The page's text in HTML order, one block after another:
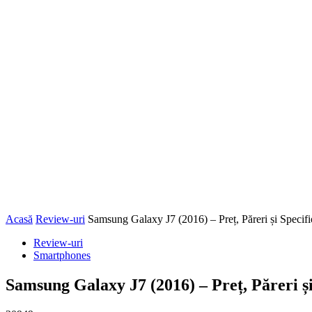
Acasă Review-uri Samsung Galaxy J7 (2016) – Preț, Păreri și
Review-uri
Smartphones
Samsung Galaxy J7 (2016) – Preț, Păreri